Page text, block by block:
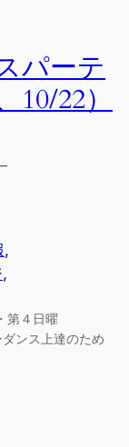
パーテ
10/22）
第４日曜
ンス上達のため